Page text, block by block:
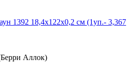
1392 18,4x122х0,2 см (1уп.- 3,367
Аллок)